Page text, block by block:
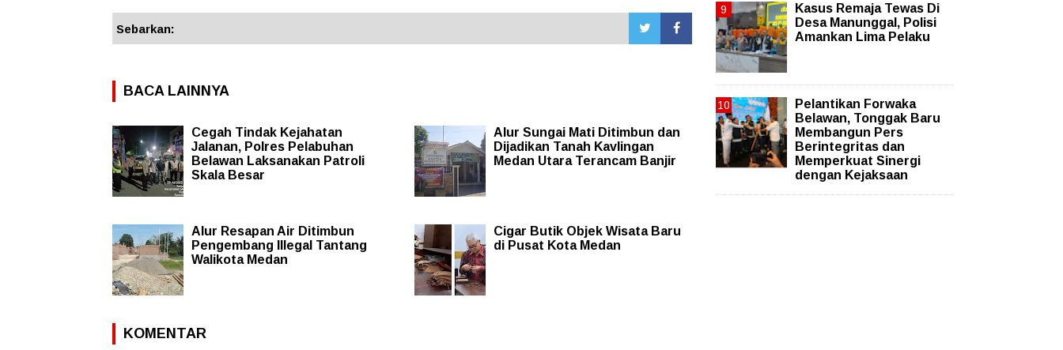
Sebarkan:
BACA LAINNYA
Cegah Tindak Kejahatan
Jalanan, Polres Pelabuhan
Belawan Laksanakan Patroli
Skala Besar
Alur Sungai Mati Ditimbun dan
Dijadikan Tanah Kavlingan
Medan Utara Terancam Banjir
Alur Resapan Air Ditimbun
Pengembang Illegal Tantang
Walikota Medan
Cigar Butik Objek Wisata Baru
di Pusat Kota Medan
KOMENTAR
Kasus Remaja Tewas Di
Desa Manunggal, Polisi
Amankan Lima Pelaku
Pelantikan Forwaka
Belawan, Tonggak Baru
Membangun Pers
Berintegritas dan
Memperkuat Sinergi
dengan Kejaksaan